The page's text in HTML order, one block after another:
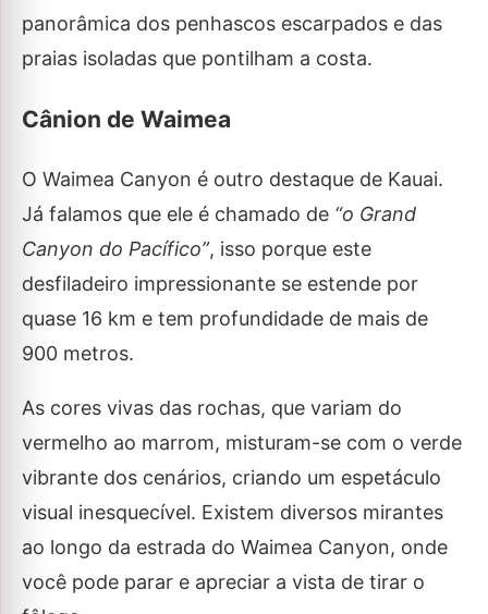
panorâmica dos penhascos escarpados e das
praias isoladas que pontilham a costa.
Cânion de Waimea
O Waimea Canyon é outro destaque de Kauai.
Já falamos que ele é chamado de “o Grand
Canyon do Pacífico”, isso porque este
desfiladeiro impressionante se estende por
quase 16 km e tem profundidade de mais de
900 metros.
As cores vivas das rochas, que variam do
vermelho ao marrom, misturam-se com o verde
vibrante dos cenários, criando um espetáculo
visual inesquecível. Existem diversos mirantes
ao longo da estrada do Waimea Canyon, onde
você pode parar e apreciar a vista de tirar o